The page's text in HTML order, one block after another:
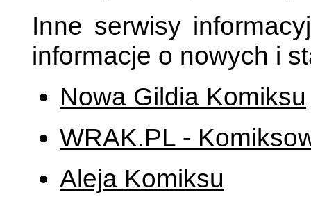
Inne serwisy
informacje o nowych i
Nowa Gildia Komiksu
WRAK.PL -
Aleja Komiksu